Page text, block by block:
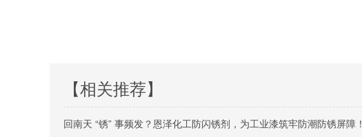
【相关推荐】
回南天 “锈” 事频发？恩泽化工防闪锈剂，为工业漆筑牢防潮防锈屏障！